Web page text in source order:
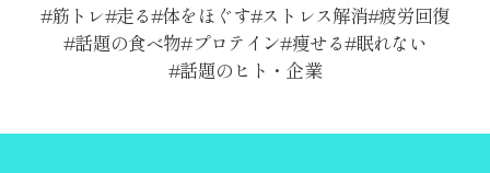
筋トレ 走る 体をほぐす ストレス解消 疲労回復
話題の食べ物 プロテイン 痩せる 眠れない
話題のヒト・企業